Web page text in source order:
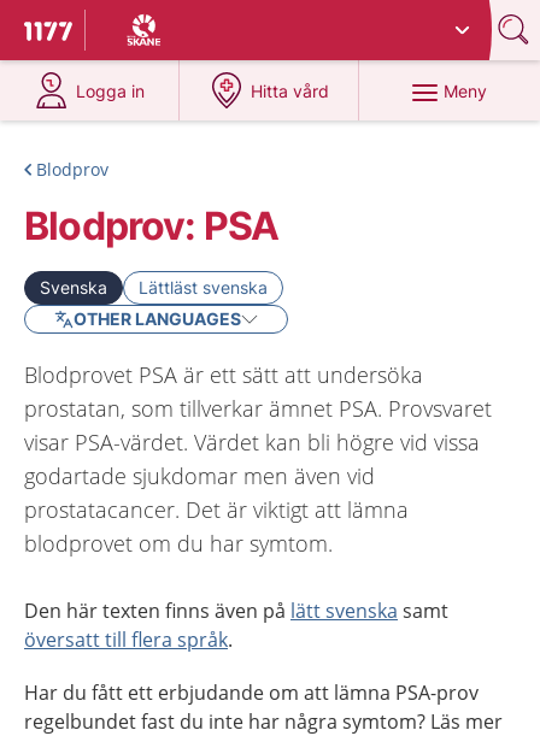
Till startsidan för 1177
Du har valt region
Logga in
på 1177.se
Hitta vård
på 1177.se
Meny
Blodprov
Blodprov: PSA
Svenska
Lättläst svenska
OTHER LANGUAGES
Blodprovet PSA är ett sätt att undersöka
prostatan, som tillverkar ämnet PSA. Provsvaret
visar PSA-värdet. Värdet kan bli högre vid vissa
godartade sjukdomar men även vid
prostatacancer. Det är viktigt att lämna
blodprovet om du har symtom.
Den här texten finns även på lätt svenska samt
översatt till flera språk.
Har du fått ett erbjudande om att lämna PSA-prov
regelbundet fast du inte har några symtom? Läs mer